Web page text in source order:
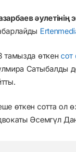
әулетінің
тамызда өткенсот
Сатыбалды
өткен сотта ол
Әсемгүл